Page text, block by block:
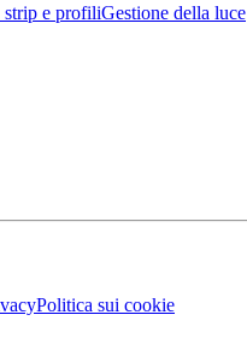
e profiliGestione della luce
Politica sui cookie